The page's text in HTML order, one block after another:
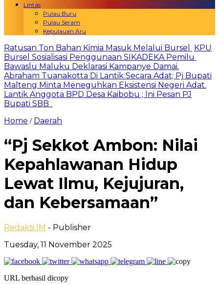
Lintas
Pulau Buru
Pulau Seram
Kepulauan Aru
Ratusan Ton Bahan Kimia Masuk Melalui Bursel
KPU
Bursel Sosialisasi Penggunaan SIKADEKA Pemilu
Bawaslu Maluku Deklarasi Kampanye Damai.
Abraham Tuanakotta Di Lantik Secara Adat; Pj Bupati
Malteng Minta Meneguhkan Eksistensi Negeri Adat.
Lantik Anggota BPD Desa Kaibobu ; Ini Pesan PJ
Bupati SBB
Home / Daerah
“Pj Sekkot Ambon: Nilai
Kepahlawanan Hidup
Lewat Ilmu, Kejujuran,
dan Kebersamaan”
Redaksi IM - Publisher
Tuesday, 11 November 2025
URL berhasil dicopy